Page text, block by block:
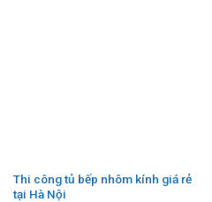
Thi công tủ bếp nhôm kính giá rẻ
tại Hà Nội